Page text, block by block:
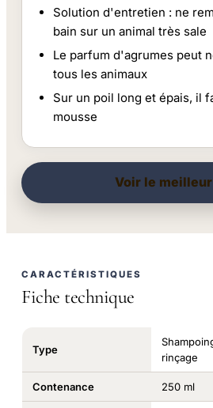
Solution d'entretien : ne
bain sur un animal très sale
Le parfum d'agrumes peut
tous les animaux
Sur un poil long et épais, il
mousse
Voir le
CARACTÉRISTIQUES
Fiche technique
Type
rinçage
Contenance 250 ml